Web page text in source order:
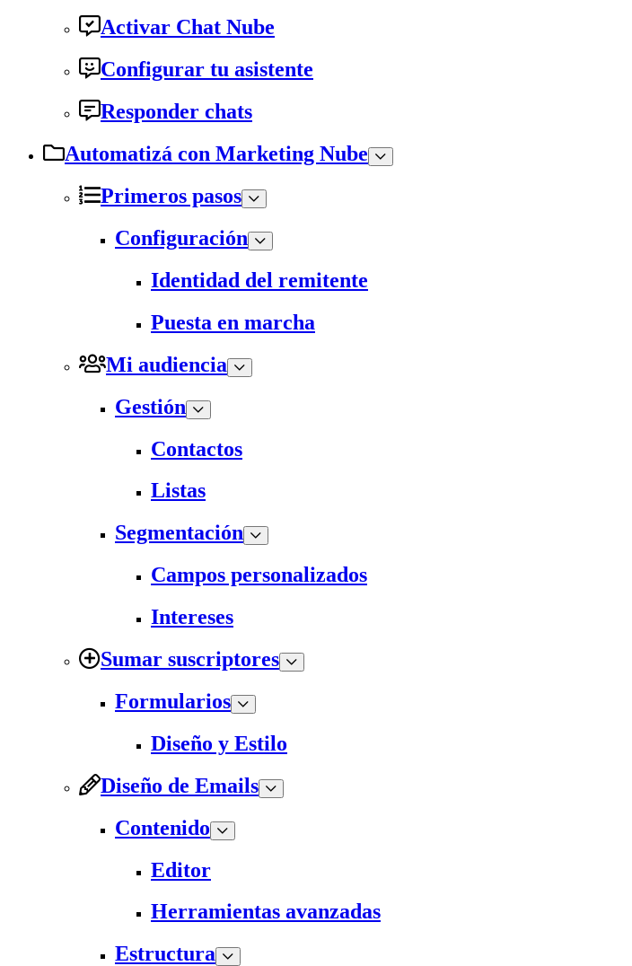
Activar Chat Nube
Configurar tu asistente
Responder chats
Automatizá con Marketing Nube
Primeros pasos
Configuración
Identidad del remitente
Puesta en marcha
Mi audiencia
Gestión
Contactos
Listas
Segmentación
Campos personalizados
Intereses
Sumar suscriptores
Formularios
Diseño y Estilo
Diseño de Emails
Contenido
Editor
Herramientas avanzadas
Estructura